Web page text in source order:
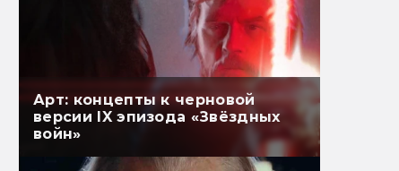
Арт: концепты к черновой
версии IX эпизода «Звёздных
войн»